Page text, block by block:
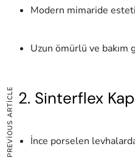
Modern mimaride
Uzun ömürlü ve bakım
2. Sinterflex
İnce porselen
PREVIOUS ARTICLE